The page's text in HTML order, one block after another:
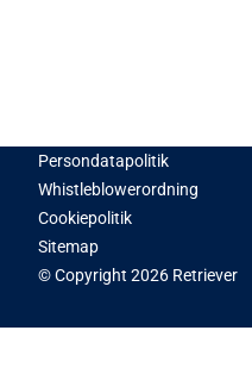
Persondatapolitik
Whistleblowerordning
Cookiepolitik
Sitemap
© Copyright 2026 Retriever